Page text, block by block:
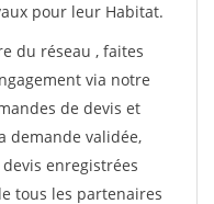
pour leur Habitat.
du réseau , faites
via notre
de devis et
demande validée,
enregistrées
tous les partenaires